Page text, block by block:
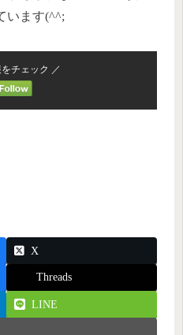
います(^^;
チェック ／
X
Threads
LINE